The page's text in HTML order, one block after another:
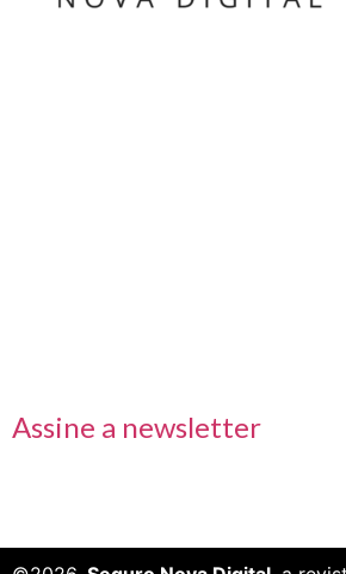
Assine a newsletter